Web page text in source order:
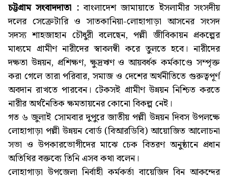
চট্টগ্রাম সংবাদদাতা :বাংলাদেশ জামায়াতে ইসলামীর সংসদীয়
দলের সেক্রেটারি ও সাতকানিয়া-লোহাগাড়া আসনের সংসদ
সদস্য শাহজাহান চৌধুরী বলেছেন, পল্লী জীবিকায়ন প্রকল্পের
মাধ্যমে গ্রামীণ নারীদের স্বাবলম্বী করে তুলতে হবে। নারীদের
দক্ষতা উন্নয়ন, প্রশিক্ষণ, ক্ষুদ্রঋণ ও আয়বর্ধক কর্মকাণ্ডে সম্পৃক্ত
করা গেলে তারা পরিবার, সমাজ ও দেশের অর্থনীতিতে গুরুত্বপূর্ণ
অবদান রাখতে পারবেন। টেকসই গ্রামীণ উন্নয়ন নিশ্চিত করতে
নারীর অর্থনৈতিক ক্ষমতায়নের কোনো বিকল্প নেই।
গত ৬ জুলাই সোমবার দুপুরে জাতীয় পল্লী উন্নয়ন দিবস উপলক্ষে
লোহাগাড়া পল্লী উন্নয়ন বোর্ড (বিআরডিবি) আয়োজিত আলোচনা
সভা ও উপকারভোগীদের মাঝে চেক বিতরণ অনুষ্ঠানে প্রধান
অতিথির বক্তব্যে তিনি এসব কথা বলেন।
লোহাগাড়া উপজেলা নির্বাহী কর্মকর্তা বায়েজিদ বিন আকন্দের